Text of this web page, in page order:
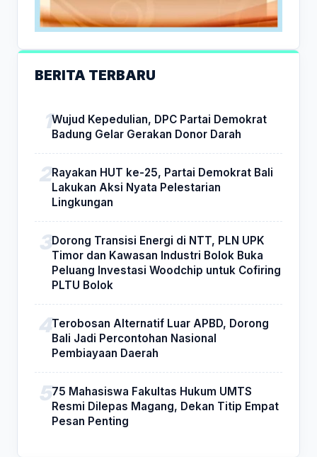
BERITA TERBARU
Wujud Kepedulian, DPC Partai Demokrat
Badung Gelar Gerakan Donor Darah
Rayakan HUT ke-25, Partai Demokrat Bali
Lakukan Aksi Nyata Pelestarian
Lingkungan
Dorong Transisi Energi di NTT, PLN UPK
Timor dan Kawasan Industri Bolok Buka
Peluang Investasi Woodchip untuk Cofiring
PLTU Bolok
Terobosan Alternatif Luar APBD, Dorong
Bali Jadi Percontohan Nasional
Pembiayaan Daerah
75 Mahasiswa Fakultas Hukum UMTS
Resmi Dilepas Magang, Dekan Titip Empat
Pesan Penting